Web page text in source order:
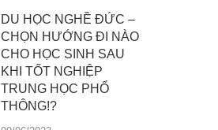
DU HỌC NGHỀ ĐỨC –
CHỌN HƯỚNG ĐI NÀO
CHO HỌC SINH SAU
KHI TỐT NGHIỆP
TRUNG HỌC PHỔ
THÔNG!?